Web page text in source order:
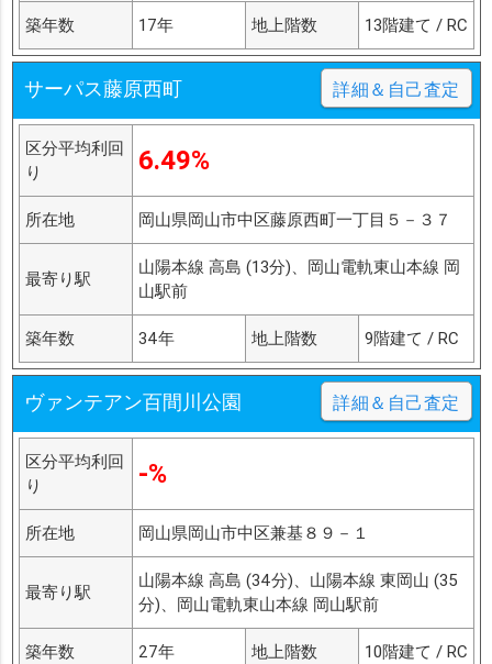
築年数 17年 地上階数 13階建て / RC
サーパス藤原西町 詳細＆自己査定
区分平均利回
り
6.49%
所在地 岡山県岡山市中区藤原西町一丁目５－３７
最寄り駅
山陽本線 高島 (13分)、岡山電軌東山本線 岡
山駅前
築年数 34年 地上階数 9階建て / RC
ヴァンテアン百間川公園 詳細＆自己査定
区分平均利回
り
-%
所在地 岡山県岡山市中区兼基８９－１
最寄り駅
山陽本線 高島 (34分)、山陽本線 東岡山 (35
分)、岡山電軌東山本線 岡山駅前
築年数 27年 地上階数 10階建て / RC